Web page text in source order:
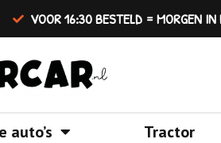
VOOR 16:30 BESTELD = MORGEN IN
auto’s Tractor